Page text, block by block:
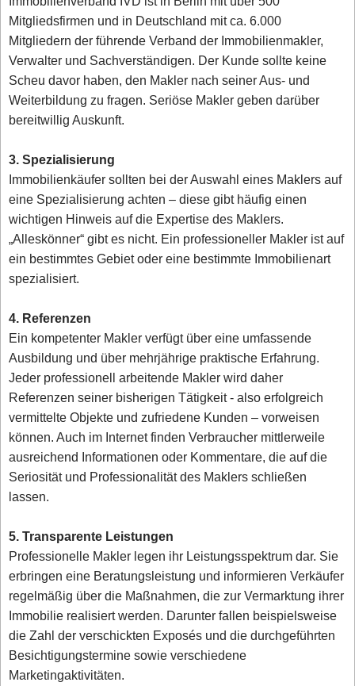
Mitgliedsfirmen und in Deutschland mit ca. 6.000
Mitgliedern der führende Verband der Immobilienmakler,
Verwalter und Sachverständigen. Der Kunde sollte keine
Scheu davor haben, den Makler nach seiner Aus- und
Weiterbildung zu fragen. Seriöse Makler geben darüber
bereitwillig Auskunft.
3. Spezialisierung
Immobilienkäufer sollten bei der Auswahl eines Maklers auf
eine Spezialisierung achten – diese gibt häufig einen
wichtigen Hinweis auf die Expertise des Maklers.
„Alleskönner“ gibt es nicht. Ein professioneller Makler ist auf
ein bestimmtes Gebiet oder eine bestimmte Immobilienart
spezialisiert.
4. Referenzen
Ein kompetenter Makler verfügt über eine umfassende
Ausbildung und über mehrjährige praktische Erfahrung.
Jeder professionell arbeitende Makler wird daher
Referenzen seiner bisherigen Tätigkeit - also erfolgreich
vermittelte Objekte und zufriedene Kunden – vorweisen
können. Auch im Internet finden Verbraucher mittlerweile
ausreichend Informationen oder Kommentare, die auf die
Seriosität und Professionalität des Maklers schließen
lassen.
5. Transparente Leistungen
Professionelle Makler legen ihr Leistungsspektrum dar. Sie
erbringen eine Beratungsleistung und informieren Verkäufer
regelmäßig über die Maßnahmen, die zur Vermarktung ihrer
Immobilie realisiert werden. Darunter fallen beispielsweise
die Zahl der verschickten Exposés und die durchgeführten
Besichtigungstermine sowie verschiedene
Marketingaktivitäten.